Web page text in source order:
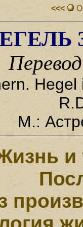
<<<
М.:
и